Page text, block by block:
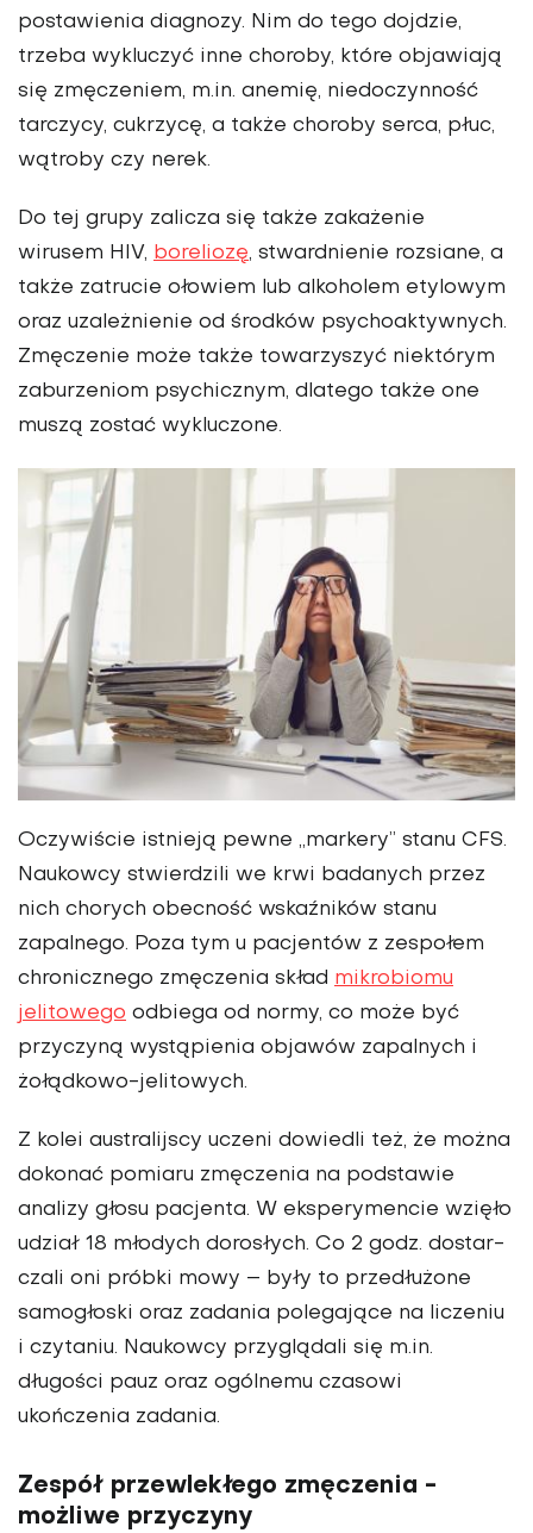
postawienia diagnozy. Nim do tego doj­dzie,
trzeba wykluczyć inne choroby, które objawiają
się zmęczeniem, m.in. anemię, niedoczynność
tarczycy, cukrzycę, a także choroby serca, płuc,
wątroby czy nerek.
Do tej grupy zalicza się także zakażenie
wirusem HIV, boreliozę, stwardnienie rozsiane, a
także zatrucie ołowiem lub alkoholem etylowym
oraz uzależnienie od środków psychoaktyw­nych.
Zmęczenie może także towarzyszyć niektórym
zaburzeniom psychicznym, dlatego także one
muszą zostać wykluczone.
Oczywiście istnieją pewne „markery” stanu CFS.
Na­ukowcy stwierdzili we krwi badanych przez
nich chorych obecność wskaźników stanu
zapalnego. Poza tym u pacjen­tów z zespołem
chronicznego zmęczenia skład mikrobiomu
jelitowego odbiega od nor­my, co może być
przyczyną wystąpienia objawów zapal­nych i
żołądkowo-jelitowych.
Z kolei australijscy uczeni dowiedli też, że można
do­konać pomiaru zmęczenia na podstawie
analizy głosu pacjenta. W eksperymencie wzięło
udział 18 młodych dorosłych. Co 2 godz. dostar­
czali oni próbki mowy – były to przedłużone
samogłoski oraz zadania polegające na li­czeniu
i czytaniu. Naukowcy przyglądali się m.in.
długości pauz oraz ogólnemu czasowi
ukończenia zadania.
Zespół przewlekłego zmęczenia -
możliwe przyczyny